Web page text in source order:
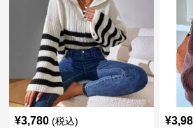
¥3,780 (税込) ¥